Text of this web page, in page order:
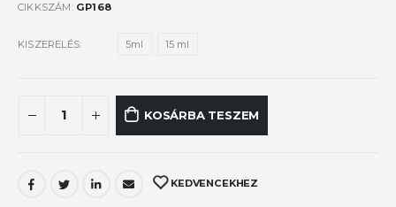
CIKKSZÁM: GP168
KISZERELÉS 5ml 15 ml
KOSÁRBA TESZEM
KEDVENCEKHEZ